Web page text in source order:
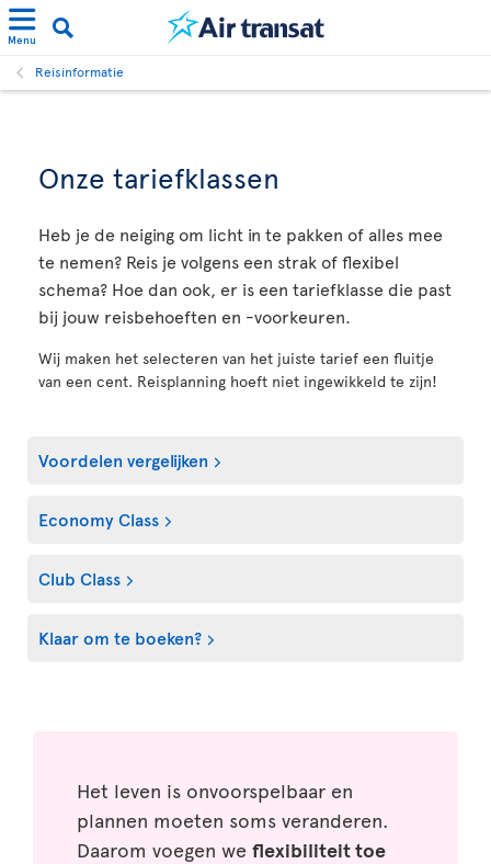
Menu
Reisinformatie
Onze tariefklassen
Heb je de neiging om licht in te pakken of alles mee
te nemen? Reis je volgens een strak of flexibel
schema? Hoe dan ook, er is een tariefklasse die past
bij jouw reisbehoeften en -voorkeuren.
Wij maken het selecteren van het juiste tarief een fluitje
van een cent. Reisplanning hoeft niet ingewikkeld te zijn!
Voordelen vergelijken
Economy Class
Club Class
Klaar om te boeken?
Het leven is onvoorspelbaar en
plannen moeten soms veranderen.
Daarom voegen we flexibiliteit toe